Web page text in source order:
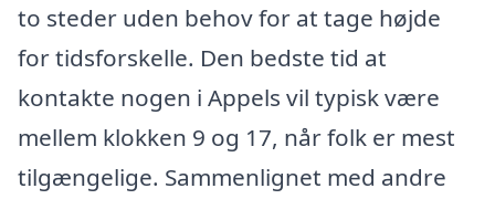
to steder uden behov for at tage højde
for tidsforskelle. Den bedste tid at
kontakte nogen i Appels vil typisk være
mellem klokken 9 og 17, når folk er mest
tilgængelige. Sammenlignet med andre